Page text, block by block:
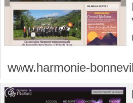
www.harmonie-